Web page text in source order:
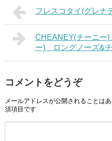
フレスコタイ(グレナ
CHEANEY(チーニー
ー) ロングノーズ&
コメントをどうぞ
メールアドレスが公開されることはあ
須項目です